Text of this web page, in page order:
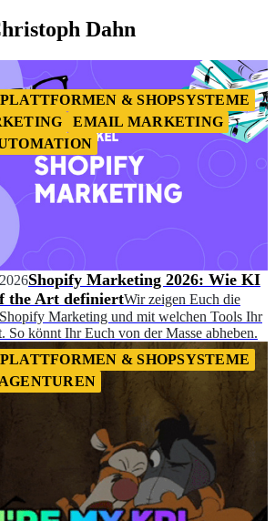
Dahn
& SHOPSYSTEME
EMAIL MARKETING
Shopify Marketing 2026: Wie KI
the Art definiertWir zeigen Euch die
Marketing und mit welchen Tools Ihr
So könnt Ihr Euch von der Masse abheben.
& SHOPSYSTEME